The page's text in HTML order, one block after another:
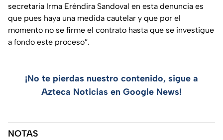
secretaria Irma Eréndira Sandoval en esta denuncia es
que pues haya una medida cautelar y que por el
momento no se firme el contrato hasta que se investigue
a fondo este proceso”.
¡No te pierdas nuestro contenido, sigue a
Azteca Noticias en Google News!
NOTAS